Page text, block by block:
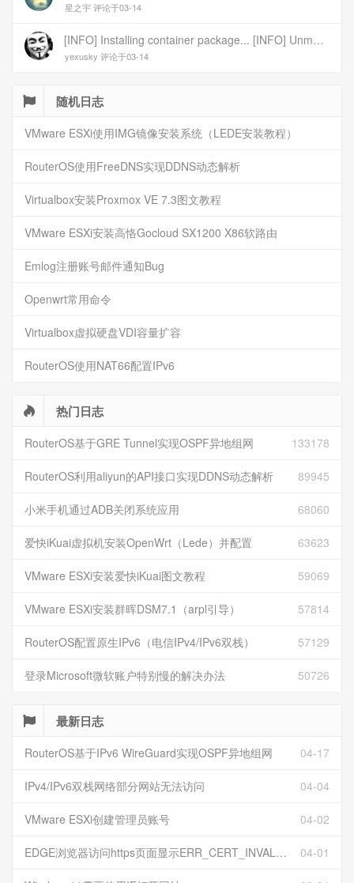
星之宇 评论于03-14
[INFO] Installing container package... [INFO] Unmounting image... [INFO] Writing image to disk (/dev/sr0). This may take several minutes... dd: failed to open \'/dev/sr0\': No medium found [ERROR] Failed to write image to disk [INFO] Cleaning up temporary files... [INFO] Script exited normally, cleanup completed! 报错
yexusky 评论于03-14
随机日志
VMware ESXi使用IMG镜像安装系统（LEDE安装教程）
RouterOS使用FreeDNS实现DDNS动态解析
Virtualbox安装Proxmox VE 7.3图文教程
VMware ESXi安装高恪Gocloud SX1200 X86软路由
Emlog注册账号邮件通知Bug
Openwrt常用命令
Virtualbox虚拟硬盘VDI容量扩容
RouterOS使用NAT66配置IPv6
热门日志
133178
RouterOS基于GRE Tunnel实现OSPF异地组网
89945
RouterOS利用aliyun的API接口实现DDNS动态解析
68060
小米手机通过ADB关闭系统应用
63623
爱快iKuai虚拟机安装OpenWrt（Lede）并配置
59069
VMware ESXi安装爱快iKuai图文教程
57814
VMware ESXi安装群晖DSM7.1（arpl引导）
57129
RouterOS配置原生IPv6（电信IPv4/IPv6双栈）
50726
登录Microsoft微软账户特别慢的解决办法
最新日志
04-17
RouterOS基于IPv6 WireGuard实现OSPF异地组网
04-04
IPv4/IPv6双栈网络部分网站无法访问
04-02
VMware ESXi创建管理员账号
04-01
EDGE浏览器访问https页面显示ERR_CERT_INVALID且无法跳过继续访问